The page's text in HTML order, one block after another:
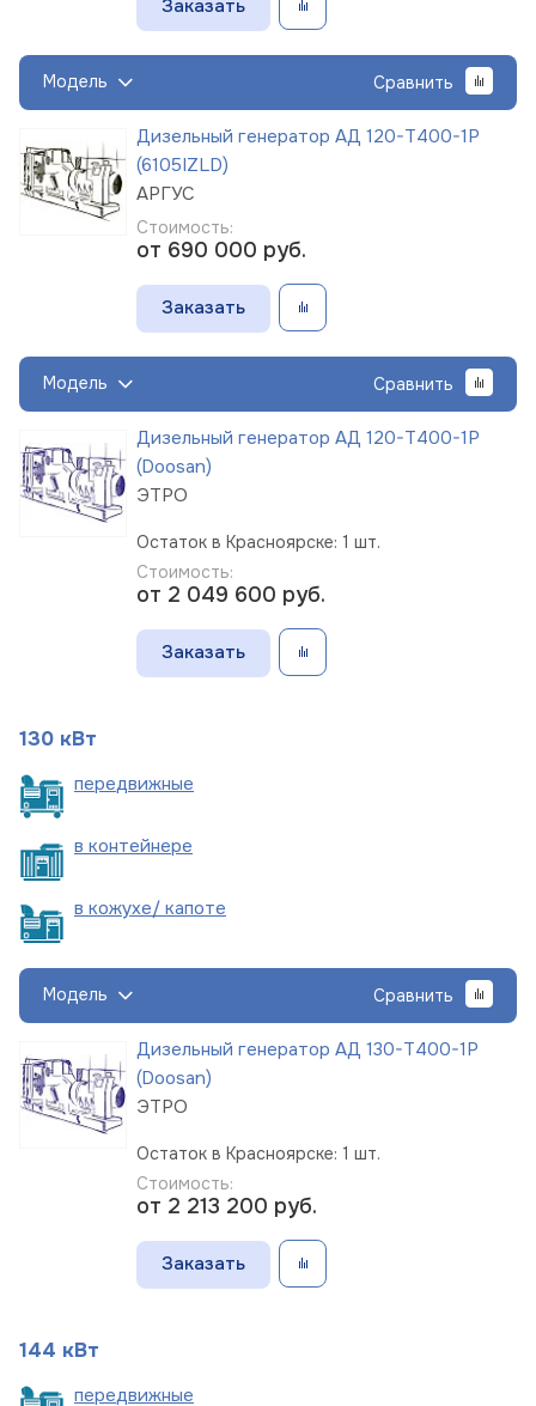
Заказать
Модель Сравнить
Дизельный генератор АД 120-Т400-1Р
(6105IZLD)
АРГУС
Стоимость:
от 690 000 руб.
Заказать
Модель Сравнить
Дизельный генератор АД 120-Т400-1Р
(Doosan)
ЭТРО
Остаток в Красноярске: 1 шт.
Стоимость:
от 2 049 600 руб.
Заказать
130 кВт
передвижные
в контейнере
в кожухе/ капоте
Модель Сравнить
Дизельный генератор АД 130-Т400-1Р
(Doosan)
ЭТРО
Остаток в Красноярске: 1 шт.
Стоимость:
от 2 213 200 руб.
Заказать
144 кВт
передвижные